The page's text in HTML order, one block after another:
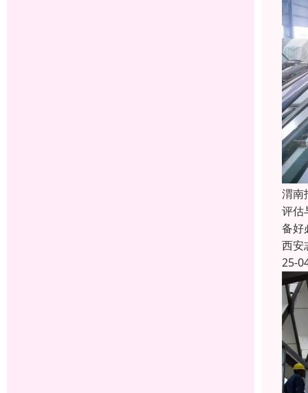
渭南
评估
备好
西安
25-